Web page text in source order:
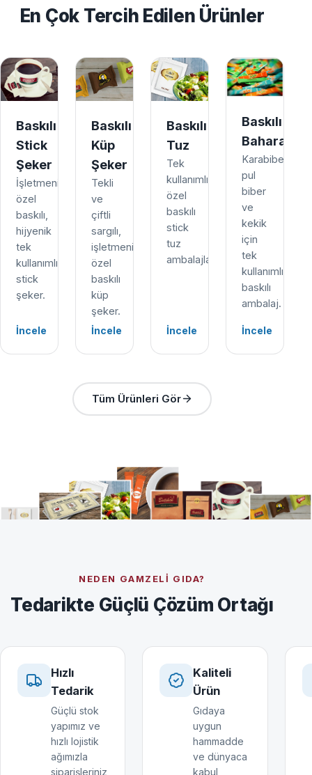
En Çok Tercih Edilen Ürünler
Baskılı
Stick
Şeker
İşletmenize
özel
baskılı,
hijyenik
tek
kullanımlık
stick
şeker.
İncele
Baskılı
Küp
Şeker
Tekli
ve
çiftli
sargılı,
işletmenize
özel
baskılı
küp
şeker.
İncele
Baskılı
Tuz
Tek
kullanımlık,
özel
baskılı
stick
tuz
ambalajları.
İncele
Baskılı
Baharat
Karabiber,
pul
biber
ve
kekik
için
tek
kullanımlık
baskılı
ambalaj.
İncele
Tüm Ürünleri Gör
NEDEN GAMZELI GIDA?
Tedarikte Güçlü Çözüm Ortağı
Hızlı
Tedarik
Güçlü stok
yapımız ve
hızlı lojistik
ağımızla
siparişleriniz
Kaliteli
Ürün
Gıdaya
uygun
hammadde
ve dünyaca
kabul